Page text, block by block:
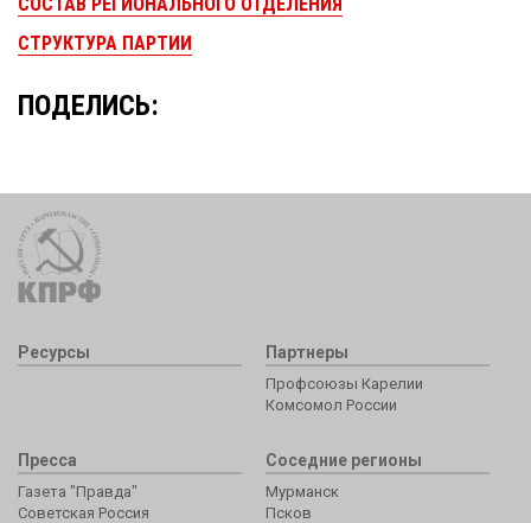
СТРУКТУРА ПАРТИИ
ПОДЕЛИСЬ:
Ресурсы Партнеры
Профсоюзы Карелии
Комсомол России
Пресса
Газета "Правда"
Советская Россия
Соседние регионы
Мурманск
Псков